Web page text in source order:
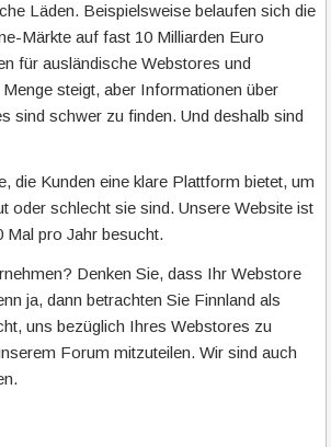
Läden. Beispielsweise belaufen sich die
Märkte auf fast 10 Milliarden Euro
für ausländische Webstores und
steigt, aber Informationen über
sind schwer zu finden. Und deshalb sind
die Kunden eine klare Plattform bietet, um
oder schlecht sie sind. Unsere Website ist
Mal pro Jahr besucht.
Denken Sie, dass Ihr Webstore
ja, dann betrachten Sie Finnland als
uns bezüglich Ihres Webstores zu
Forum mitzuteilen. Wir sind auch